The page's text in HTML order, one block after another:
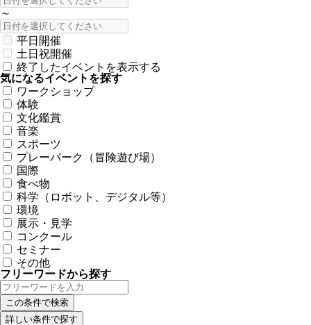
～
平日開催
土日祝開催
終了したイベントを表示する
気になるイベントを探す
ワークショップ
体験
文化鑑賞
音楽
スポーツ
プレーパーク（冒険遊び場）
国際
食べ物
科学（ロボット、デジタル等）
環境
展示・見学
コンクール
セミナー
その他
フリーワードから探す
詳しい条件で探す